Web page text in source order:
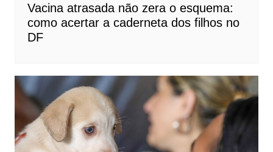
Vacina atrasada não zera o esquema:
como acertar a caderneta dos filhos no
DF